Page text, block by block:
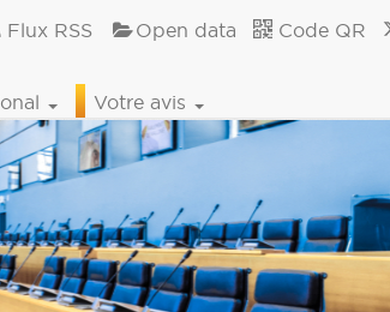
Flux RSS Open data Code QR
Votre avis